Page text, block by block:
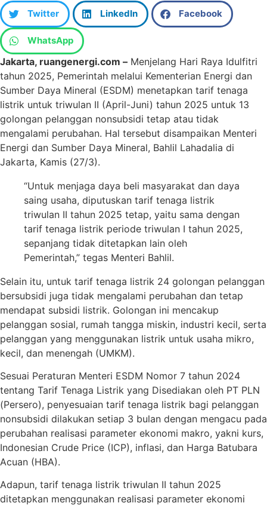
Twitter LinkedIn Facebook
WhatsApp
Jakarta, ruangenergi.com – Menjelang Hari Raya Idulfitri
tahun 2025, Pemerintah melalui Kementerian Energi dan
Sumber Daya Mineral (ESDM) menetapkan tarif tenaga
listrik untuk triwulan II (April-Juni) tahun 2025 untuk 13
golongan pelanggan nonsubsidi tetap atau tidak
mengalami perubahan. Hal tersebut disampaikan Menteri
Energi dan Sumber Daya Mineral, Bahlil Lahadalia di
Jakarta, Kamis (27/3).
“Untuk menjaga daya beli masyarakat dan daya
saing usaha, diputuskan tarif tenaga listrik
triwulan II tahun 2025 tetap, yaitu sama dengan
tarif tenaga listrik periode triwulan I tahun 2025,
sepanjang tidak ditetapkan lain oleh
Pemerintah,” tegas Menteri Bahlil.
Selain itu, untuk tarif tenaga listrik 24 golongan pelanggan
bersubsidi juga tidak mengalami perubahan dan tetap
mendapat subsidi listrik. Golongan ini mencakup
pelanggan sosial, rumah tangga miskin, industri kecil, serta
pelanggan yang menggunakan listrik untuk usaha mikro,
kecil, dan menengah (UMKM).
Sesuai Peraturan Menteri ESDM Nomor 7 tahun 2024
tentang Tarif Tenaga Listrik yang Disediakan oleh PT PLN
(Persero), penyesuaian tarif tenaga listrik bagi pelanggan
nonsubsidi dilakukan setiap 3 bulan dengan mengacu pada
perubahan realisasi parameter ekonomi makro, yakni kurs,
Indonesian Crude Price (ICP), inflasi, dan Harga Batubara
Acuan (HBA).
Adapun, tarif tenaga listrik triwulan II tahun 2025
ditetapkan menggunakan realisasi parameter ekonomi